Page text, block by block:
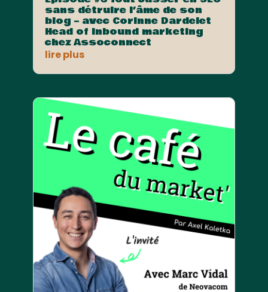
sans détruire l’âme de son
blog – avec Corinne Dardelet
Head of Inbound marketing
chez Assoconnect
lire plus